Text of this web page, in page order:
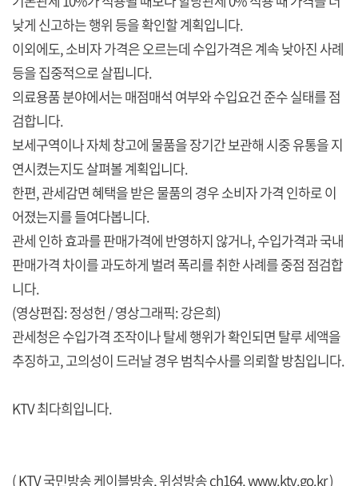
낮게 신고하는 행위 등을 확인할 계획입니다.
이외에도, 소비자 가격은 오르는데 수입가격은 계속 낮아진 사례
등을 집중적으로 살핍니다.
의료용품 분야에서는 매점매석 여부와 수입요건 준수 실태를 점
검합니다.
보세구역이나 자체 창고에 물품을 장기간 보관해 시중 유통을 지
연시켰는지도 살펴볼 계획입니다.
한편, 관세감면 혜택을 받은 물품의 경우 소비자 가격 인하로 이
어졌는지를 들여다봅니다.
관세 인하 효과를 판매가격에 반영하지 않거나, 수입가격과 국내
판매가격 차이를 과도하게 벌려 폭리를 취한 사례를 중점 점검합
니다.
(영상편집: 정성헌 / 영상그래픽: 강은희)
관세청은 수입가격 조작이나 탈세 행위가 확인되면 탈루 세액을
추징하고, 고의성이 드러날 경우 범칙수사를 의뢰할 방침입니다.
KTV 최다희입니다.
( KTV 국민방송 케이블방송, 위성방송 ch164,www.ktv.go.kr)